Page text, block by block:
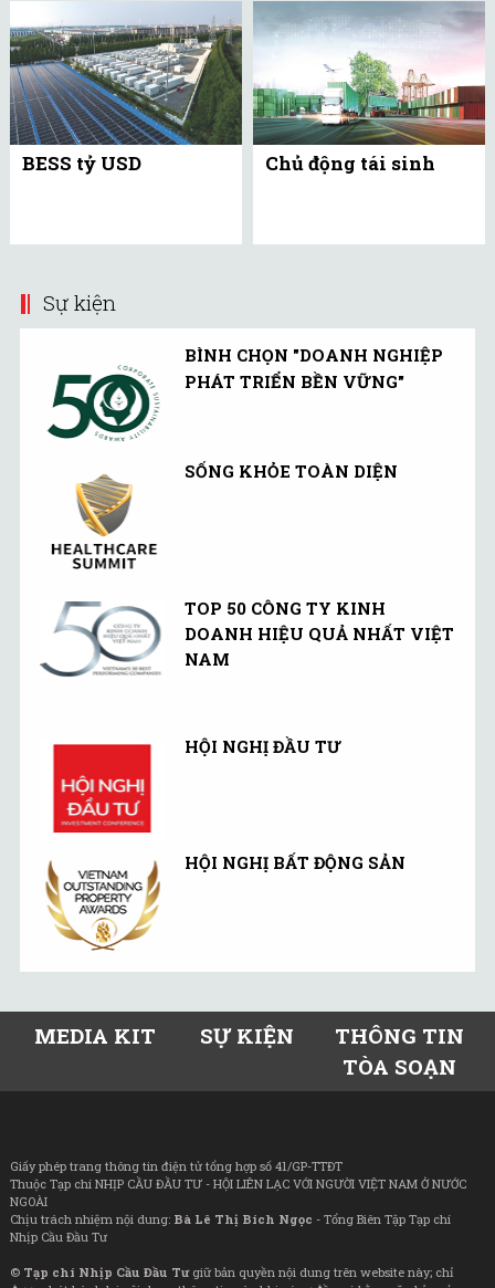
BESS tỷ USD Chủ động tái sinh
Sự kiện
BÌNH CHỌN "DOANH NGHIỆP
PHÁT TRIỂN BỀN VỮNG"
SỐNG KHỎE TOÀN DIỆN
TOP 50 CÔNG TY KINH
DOANH HIỆU QUẢ NHẤT VIỆT
NAM
HỘI NGHỊ ĐẦU TƯ
HỘI NGHỊ BẤT ĐỘNG SẢN
MEDIA KIT SỰ KIỆN
THÔNG TIN
TÒA SOẠN
Giấy phép trang thông tin điện tử tổng hợp số 41/GP-TTĐT
Thuộc Tạp chí NHỊP CẦU ĐẦU TƯ - HỘI LIÊN LẠC VỚI NGƯỜI VIỆT NAM Ở NƯỚC
NGOÀI
Chịu trách nhiệm nội dung: Bà Lê Thị Bích Ngọc - Tổng Biên Tập Tạp chí
Nhịp Cầu Đầu Tư
© Tạp chí Nhịp Cầu Đầu Tưgiữ bản quyền nội dung trên website này; chỉ